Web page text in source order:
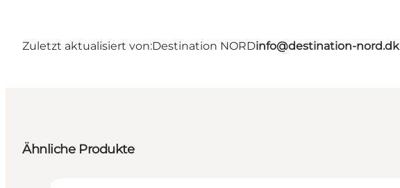
Zuletzt aktualisiert von:Destination NORDinfo@destination-nord.dk
Ähnliche Produkte